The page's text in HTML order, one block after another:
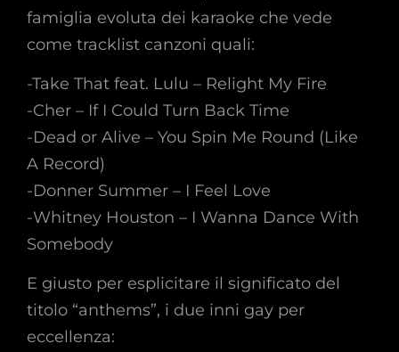
famiglia evoluta dei karaoke che vede
come tracklist canzoni quali:
-Take That feat. Lulu – Relight My Fire
-Cher – If I Could Turn Back Time
-Dead or Alive – You Spin Me Round (Like
A Record)
-Donner Summer – I Feel Love
-Whitney Houston – I Wanna Dance With
Somebody
E giusto per esplicitare il significato del
titolo “anthems”, i due inni gay per
eccellenza: